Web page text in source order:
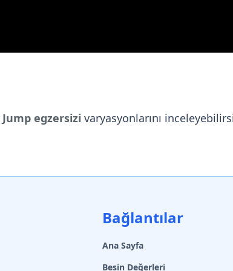
Jump egzersizi varyasyonlarını
Bağlantılar
Ana Sayfa
Besin Değerleri